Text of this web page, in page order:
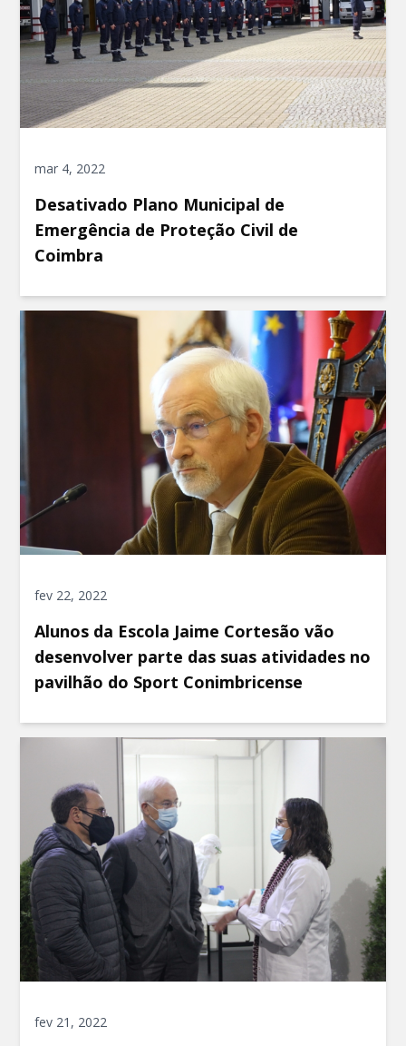
mar 4, 2022
Desativado Plano Municipal de
Emergência de Proteção Civil de
Coimbra
fev 22, 2022
Alunos da Escola Jaime Cortesão vão
desenvolver parte das suas atividades no
pavilhão do Sport Conimbricense
fev 21, 2022